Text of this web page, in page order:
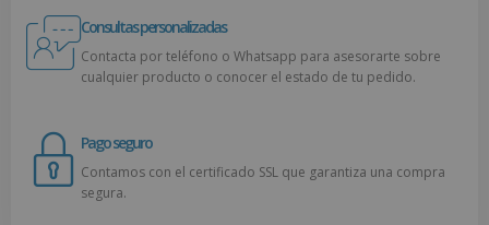
Consultas personalizadas
Contacta por teléfono o Whatsapp para asesorarte sobre
cualquier producto o conocer el estado de tu pedido.
Pago seguro
Contamos con el certificado SSL que garantiza una compra
segura.